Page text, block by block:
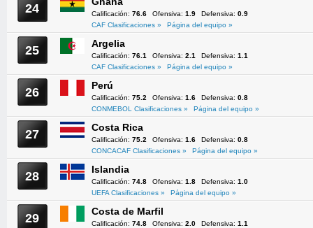
24 Calificación: 76.6 Ofensiva: 1.9 Defensiva: 0.9
CAF Clasificaciones »
Página del equipo »
25 Argelia
Calificación: 76.1 Ofensiva: 2.1 Defensiva: 1.1
CAF Clasificaciones »
Página del equipo »
26 Perú
Calificación: 75.2 Ofensiva: 1.6 Defensiva: 0.8
CONMEBOL Clasificaciones »
Página del equipo »
27 Costa Rica
Calificación: 75.2 Ofensiva: 1.6 Defensiva: 0.8
CONCACAF Clasificaciones »
Página del equipo »
28 Islandia
Calificación: 74.8 Ofensiva: 1.8 Defensiva: 1.0
UEFA Clasificaciones »
Página del equipo »
29 Costa de Marfil
Calificación: 74.8 Ofensiva: 2.0 Defensiva: 1.1